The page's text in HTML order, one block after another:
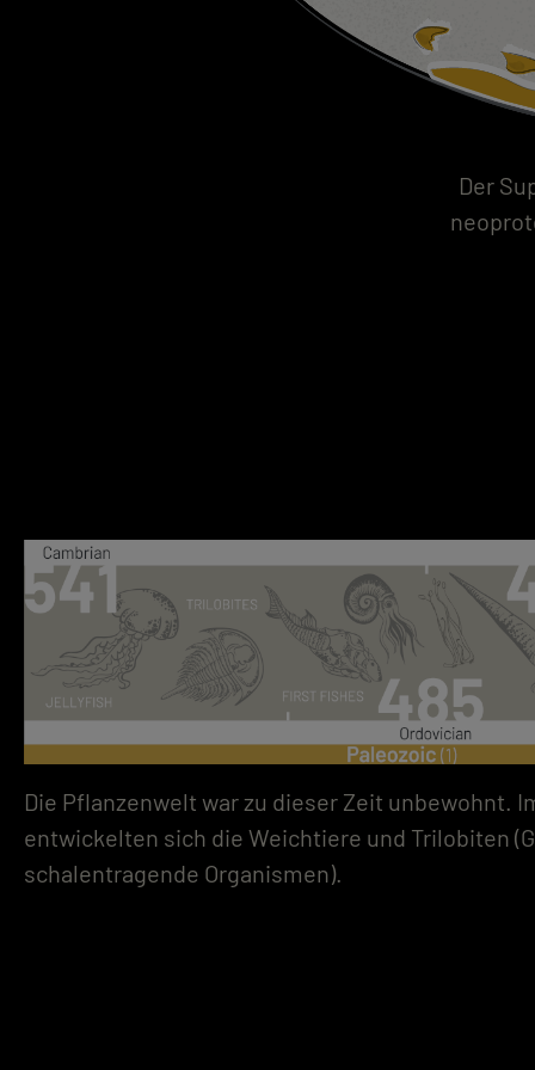
Der
Die Pflanzenwelt war zu dieser Zeit unbewohnt.
entwickelten sich die Weichtiere und Trilobiten
schalentragende Organismen).